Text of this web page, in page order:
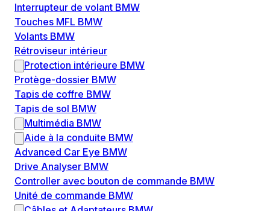
Interrupteur de volant BMW
Touches MFL BMW
Volants BMW
Rétroviseur intérieur
Protection intérieure BMW
Protège-dossier BMW
Tapis de coffre BMW
Tapis de sol BMW
Multimédia BMW
Aide à la conduite BMW
Advanced Car Eye BMW
Drive Analyser BMW
Controller avec bouton de commande BMW
Unité de commande BMW